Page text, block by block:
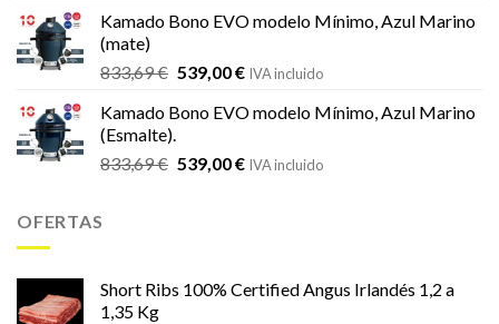
era:
es:
Kamado Bono EVO modelo Mínimo, Azul Marino
(mate)
833,69€ El
original
era:
833,69 €.
539,00€El
actual
539,00 €.
IVA incluido
Kamado Bono EVO modelo Mínimo, Azul Marino
(Esmalte).
833,69€ El
539,00€ElIVA incluido
OFERTAS
Short Ribs 100% Certified Angus Irlandés 1,2 a
1,35 Kg